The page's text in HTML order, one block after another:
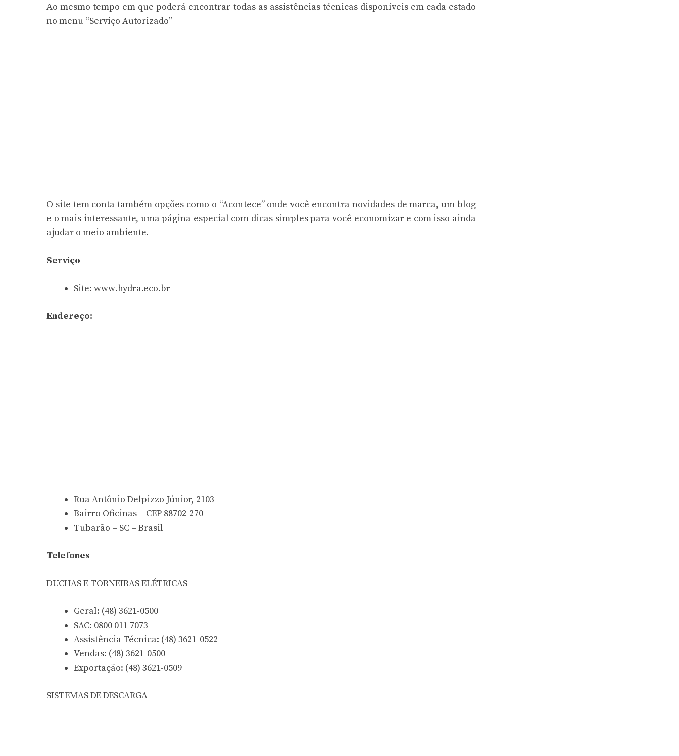
Ao mesmo tempo em que poderá encontrar todas as assistências técnicas disponíveis em cada estado
no menu “Serviço Autorizado”
O site tem conta também opções como o “Acontece” onde você encontra novidades de marca, um blog
e o mais interessante, uma página especial com dicas simples para você economizar e com isso ainda
ajudar o meio ambiente.
Serviço
Site: www.hydra.eco.br
Endereço:
Rua Antônio Delpizzo Júnior, 2103
Bairro Oficinas – CEP 88702-270
Tubarão – SC – Brasil
Telefones
DUCHAS E TORNEIRAS ELÉTRICAS
Geral: (48) 3621-0500
SAC: 0800 011 7073
Assistência Técnica: (48) 3621-0522
Vendas: (48) 3621-0500
Exportação: (48) 3621-0509
SISTEMAS DE DESCARGA